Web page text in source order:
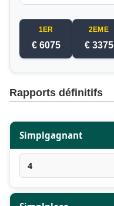
1ER
€ 6075
2EME
€ 3375
Rapports définitifs
Simplgagnant
4